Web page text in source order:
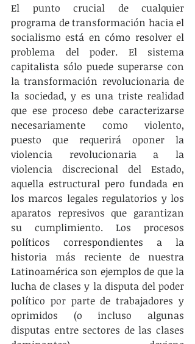
El punto crucial de cualquier
programa de transformación hacia el
socialismo está en cómo resolver el
problema del poder. El sistema
capitalista sólo puede superarse con
la transformación revolucionaria de
la sociedad, y es una triste realidad
que ese proceso debe caracterizarse
necesariamente como violento,
puesto que requerirá oponer la
violencia revolucionaria a la
violencia discrecional del Estado,
aquella estructural pero fundada en
los marcos legales regulatorios y los
aparatos represivos que garantizan
su cumplimiento. Los procesos
políticos correspondientes a la
historia más reciente de nuestra
Latinoamérica son ejemplos de que la
lucha de clases y la disputa del poder
político por parte de trabajadores y
oprimidos (o incluso algunas
disputas entre sectores de las clases